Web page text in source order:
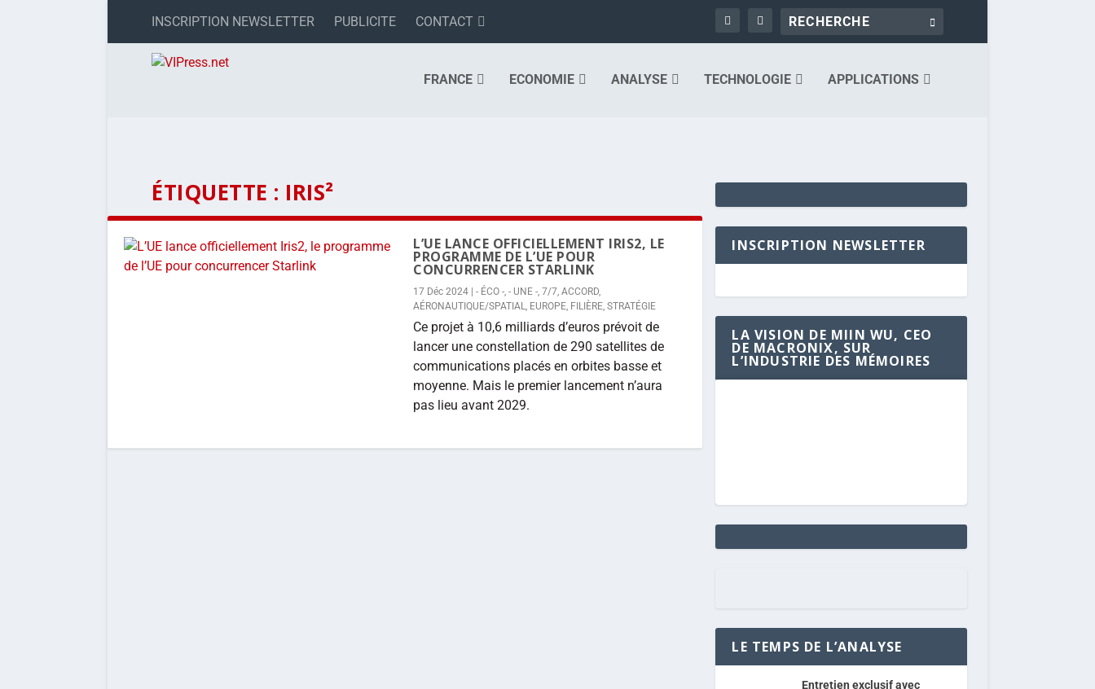
INSCRIPTION NEWSLETTER PUBLICITE CONTACT
FRANCE ECONOMIE ANALYSE TECHNOLOGIE APPLICATIONS
ÉTIQUETTE : IRIS²
L’UE LANCE OFFICIELLEMENT IRIS2, LE
PROGRAMME DE L’UE POUR
CONCURRENCER STARLINK
17 Déc 2024 |- ÉCO -,- UNE -,7/7,ACCORD,
AÉRONAUTIQUE/SPATIAL, EUROPE, FILIÈRE,STRATÉGIE
Ce projet à 10,6 milliards d’euros prévoit de
lancer une constellation de 290 satellites de
communications placés en orbites basse et
moyenne. Mais le premier lancement n’aura
pas lieu avant 2029.
INSCRIPTION NEWSLETTER
LA VISION DE MIIN WU, CEO
DE MACRONIX, SUR
L’INDUSTRIE DES MÉMOIRES
LE TEMPS DE L’ANALYSE
Entretien exclusif avec